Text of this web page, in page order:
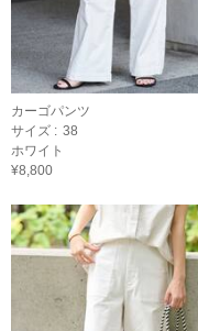
カーゴパンツ
サイズ : 38
ホワイト
¥8,800